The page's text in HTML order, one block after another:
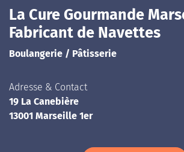
La Cure Gourmande
Fabricant de Navettes
Boulangerie / Pâtisserie
Adresse & Contact
19 La Canebière
13001 Marseille 1er